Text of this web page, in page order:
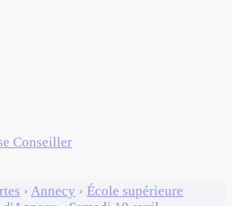
Conseiller
› Annecy › École supérieure